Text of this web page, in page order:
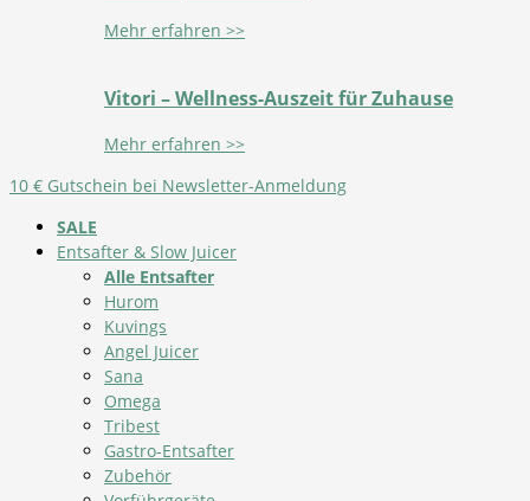
Mehr erfahren >>
Vitori – Wellness-Auszeit für Zuhause
Mehr erfahren >>
10 € Gutschein bei Newsletter-Anmeldung
SALE
Entsafter & Slow Juicer
Alle Entsafter
Hurom
Kuvings
Angel Juicer
Sana
Omega
Tribest
Gastro-Entsafter
Zubehör